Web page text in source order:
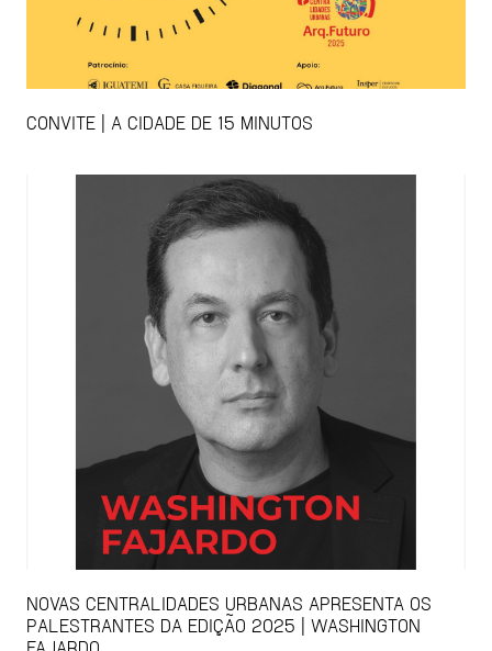
CONVITE | A CIDADE DE 15 MINUTOS
NOVAS CENTRALIDADES URBANAS APRESENTA OS
PALESTRANTES DA EDIÇÃO 2025 | WASHINGTON
FAJARDO